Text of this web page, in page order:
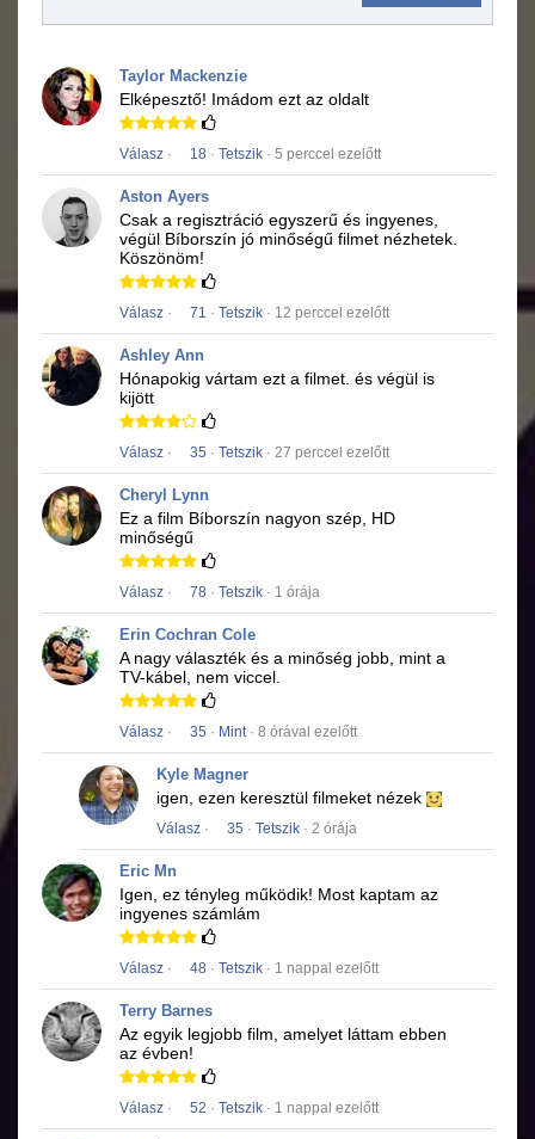
Taylor Mackenzie
Elképesztő! Imádom ezt az oldalt
Válasz · 18 · Tetszik · 5 perccel ezelőtt
Aston Ayers
Csak a regisztráció egyszerű és ingyenes,
végül Bíborszín jó minőségű filmet nézhetek.
Köszönöm!
Válasz · 71 · Tetszik · 12 perccel ezelőtt
Ashley Ann
Hónapokig vártam ezt a filmet. és végül is
kijött
Válasz · 35 · Tetszik · 27 perccel ezelőtt
Cheryl Lynn
Ez a film Bíborszín nagyon szép, HD
minőségű
Válasz · 78 · Tetszik · 1 órája
Erin Cochran Cole
A nagy választék és a minőség jobb, mint a
TV-kábel, nem viccel.
Válasz · 35 · Mint· 8 órával ezelőtt
Kyle Magner
igen, ezen keresztül filmeket nézek
Válasz · 35 · Tetszik · 2 órája
Eric Mn
Igen, ez tényleg működik! Most kaptam az
ingyenes számlám
Válasz · 48 · Tetszik · 1 nappal ezelőtt
Terry Barnes
Az egyik legjobb film, amelyet láttam ebben
az évben!
Válasz · 52 · Tetszik · 1 nappal ezelőtt